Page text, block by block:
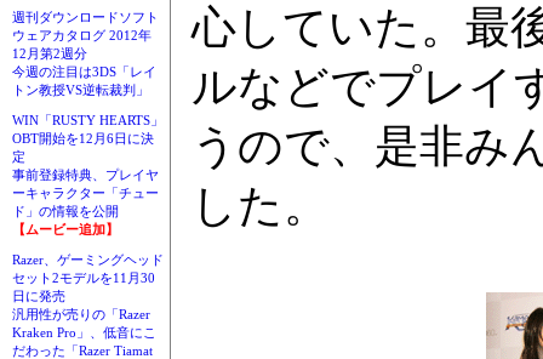
週刊ダウンロードソフト
ウェアカタログ 2012年
12月第2週分
今週の注目は3DS「レイ
トン教授VS逆転裁判」
WIN「RUSTY HEARTS」
OBT開始を12月6日に決
定
事前登録特典、プレイヤ
ーキャラクター「チュー
ド」の情報を公開
【ムービー追加】
Razer、ゲーミングヘッド
セット2モデルを11月30
日に発売
汎用性が売りの「Razer
Kraken Pro」、低音にこ
だわった「Razer Tiamat
心していた。最
ルなどでプレイ
うので、是非み
した。